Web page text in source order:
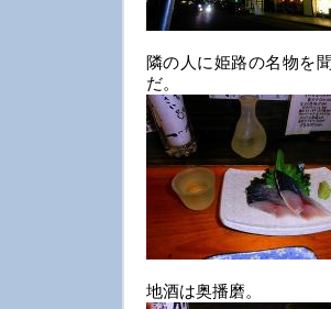
隣の人に姫路の名物を
だ。
地酒は奥播磨。